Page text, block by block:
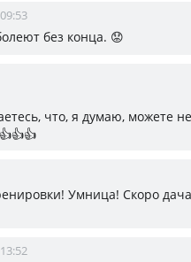
без конца. 😟
что, я думаю, можете
Умница! Скоро